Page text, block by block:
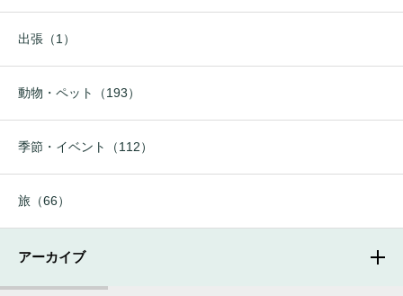
出張（1）
動物・ペット（193）
季節・イベント（112）
旅（66）
アーカイブ